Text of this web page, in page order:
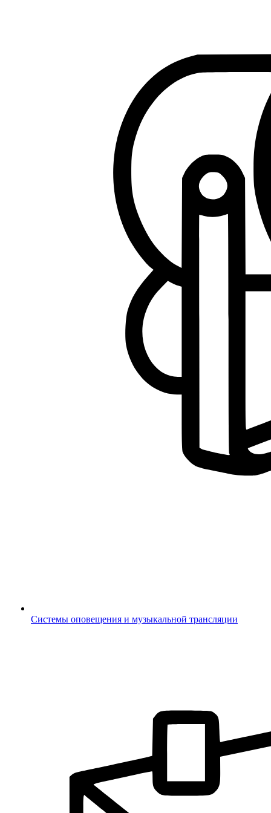
Системы оповещения и музыкальной трансляции